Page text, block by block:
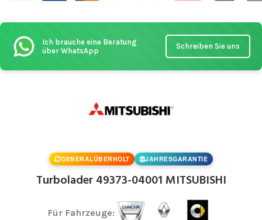
Ich brauche eine Beratung
über WhatsApp
Schreiben Sie uns
GENERALÜBERHOLT JAHRESGARANTIE
Turbolader 49373-04001 MITSUBISHI
Für Fahrzeuge: